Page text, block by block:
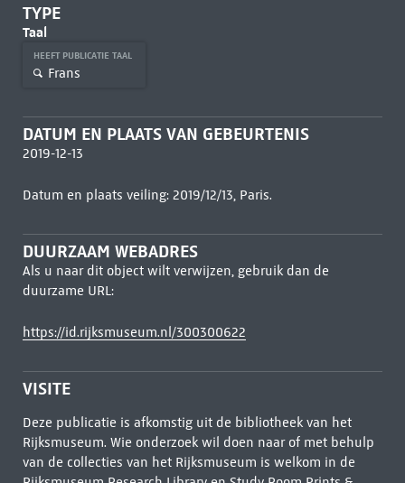
TYPE
Taal
HEEFT PUBLICATIE TAAL
Frans
DATUM EN PLAATS VAN GEBEURTENIS
2019-12-13
Datum en plaats veiling: 2019/12/13, Paris.
DUURZAAM WEBADRES
Als u naar dit object wilt verwijzen, gebruik dan de
duurzame URL:
https://id.rijksmuseum.nl/300300622
VISITE
Deze publicatie is afkomstig uit de bibliotheek van het
Rijksmuseum. Wie onderzoek wil doen naar of met behulp
van de collecties van het Rijksmuseum is welkom in de